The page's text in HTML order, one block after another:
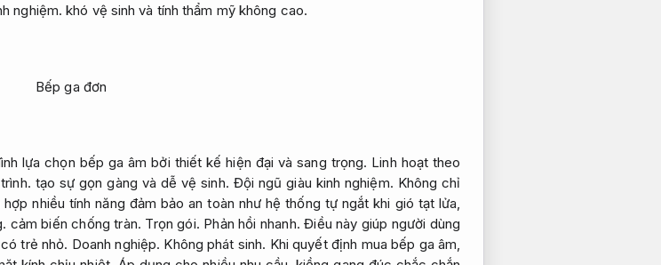
nghiệm. khó vệ sinh và tính thẩm mỹ không cao.
lựa chọn bếp ga âm bởi thiết kế hiện đại và sang trọng. Linh hoạt theo
tạo sự gọn gàng và dễ vệ sinh. Đội ngũ giàu kinh nghiệm. Không chỉ
nhiều tính năng đảm bảo an toàn như hệ thống tự ngắt khi gió tạt lửa,
cảm biến chống tràn. Trọn gói. Phản hồi nhanh. Điều này giúp người dùng
trẻ nhỏ. Doanh nghiệp. Không phát sinh. Khi quyết định mua bếp ga âm,